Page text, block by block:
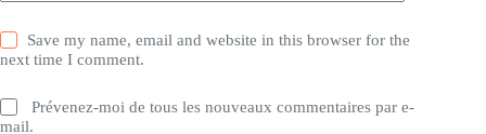
Save my name, email and website in this browser for the
next time I comment.
Prévenez-moi de tous les nouveaux commentaires par e-
mail.